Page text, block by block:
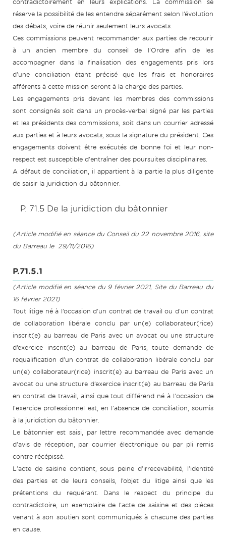
contradictoirement en leurs explications. La commission se
réserve la possibilité de les entendre séparément selon l’évolution
des débats, voire de réunir seulement leurs avocats.
Ces commissions peuvent recommander aux parties de recourir
à un ancien membre du conseil de l'Ordre afin de les
accompagner dans la finalisation des engagements pris lors
d'une conciliation étant précisé que les frais et honoraires
afférents à cette mission seront à la charge des parties.
Les engagements pris devant les membres des commissions
sont consignés soit dans un procès-verbal signé par les parties
et les présidents des commissions, soit dans un courrier adressé
aux parties et à leurs avocats, sous la signature du président. Ces
engagements doivent être exécutés de bonne foi et leur non-
respect est susceptible d'entraîner des poursuites disciplinaires.
A défaut de conciliation, il appartient à la partie la plus diligente
de saisir la juridiction du bâtonnier.
P. 71.5 De la juridiction du bâtonnier
(Article modifié en séance du Conseil du 22 novembre 2016, site
du Barreau le 29/11/2016)
P.71.5.1
(Article modifié en séance du 9 février 2021, Site du Barreau du
16 février 2021)
Tout litige né à l’occasion d’un contrat de travail ou d'un contrat
de collaboration libérale conclu par un(e) collaborateur(rice)
inscrit(e) au barreau de Paris avec un avocat ou une structure
d’exercice inscrit(e) au barreau de Paris, toute demande de
requalification d’un contrat de collaboration libérale conclu par
un(e) collaborateur(rice) inscrit(e) au barreau de Paris avec un
avocat ou une structure d’exercice inscrit(e) au barreau de Paris
en contrat de travail, ainsi que tout différend né à l'occasion de
l'exercice professionnel est, en l'absence de conciliation, soumis
à la juridiction du bâtonnier.
Le bâtonnier est saisi, par lettre recommandée avec demande
d'avis de réception, par courrier électronique ou par pli remis
contre récépissé.
L'acte de saisine contient, sous peine d'irrecevabilité, l'identité
des parties et de leurs conseils, l’objet du litige ainsi que les
prétentions du requérant. Dans le respect du principe du
contradictoire, un exemplaire de l’acte de saisine et des pièces
venant à son soutien sont communiqués à chacune des parties
en cause.